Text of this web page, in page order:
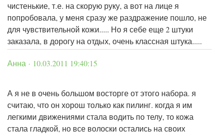
чистенькие, т.е. на скорую руку, а вот на лице я
попробовала, у меня сразу же раздражение пошло, не
для чувствительной кожи..... Но я себе еще 2 штуки
заказала, в дорогу на отдых, очень классная штука.....
Анна · 10.03.2011 19:40:15
А я не в очень большом восторге от этого набора. я
считаю, что он хорош только как пилинг. когда я им
легкими движениями стала водить по телу, то кожа
стала гладкой, но все волоски остались на своих